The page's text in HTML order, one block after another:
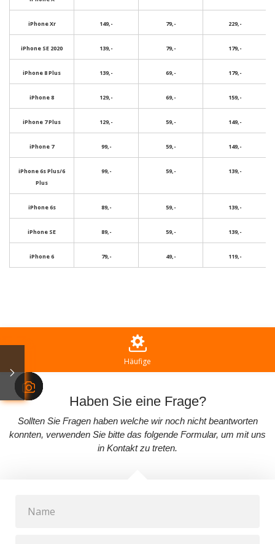
iPhone Xr 149,- 79,- 229,-
iPhone SE 2020 139,- 79,- 179,-
iPhone 8 Plus 139,- 69,- 179,-
iPhone 8 129,- 69,- 159,-
iPhone 7 Plus 129,- 59,- 149,-
iPhone 7 99,- 59,- 149,-
iPhone 6s Plus/6
Plus
99,- 59,- 139,-
iPhone 6s 89,- 59,- 139,-
iPhone SE 89,- 59,- 139,-
iPhone 6 79,- 49,- 119,-
Ηäufige
Haben Sie eine Frage?
Sollten Sie Fragen haben welche wir noch nicht beantworten
konnten, verwenden Sie bitte das folgende Formular, um mit uns
in Kontakt zu treten.